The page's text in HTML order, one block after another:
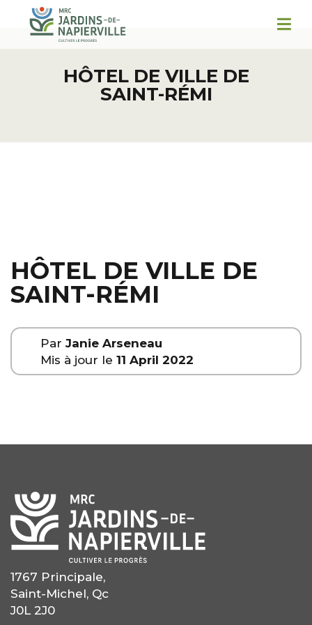
HÔTEL DE VILLE DE
SAINT-RÉMI
HÔTEL DE VILLE DE
SAINT-RÉMI
Par Janie Arseneau
Mis à jour le 11 April 2022
1767 Principale,
Saint-Michel, Qc
J0L 2J0